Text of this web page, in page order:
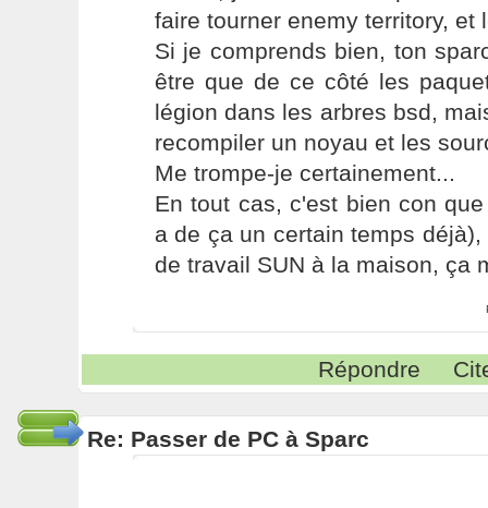
faire tourner enemy territory, et
Si je comprends bien, ton
être que de ce côté les
légion dans les arbres bsd,
recompiler un noyau et les
Me trompe-je certainement...
En tout cas, c'est bien con
a de ça un certain temps
de travail SUN à la maison, ça
Répondre
Re: Passer de PC à Sparc